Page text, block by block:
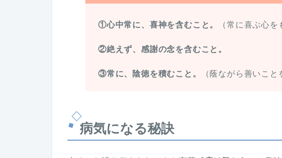
①心中常に、 喜神を含むこと。 （常に喜ぶ心
②絶えず、 感謝の念を含むこと。
③常に、陰徳を積むこと。 （蔭ながら善いこと
病気になる秘訣